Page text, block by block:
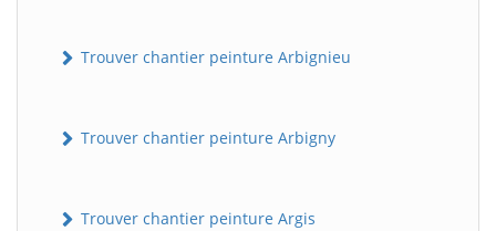
Trouver chantier peinture Arbignieu
Trouver chantier peinture Arbigny
Trouver chantier peinture Argis